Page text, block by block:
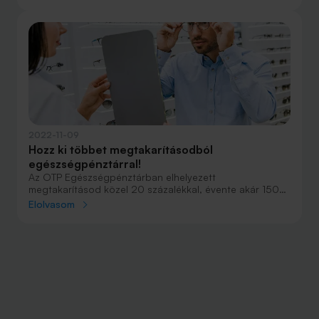
Hozz ki többet megtakarításodból
egészségpénztárral!
Az OTP Egészségpénztárban elhelyezett
megtakarításod közel 20 százalékkal, évente akár 150
ezer forinttal gyarapodhat. Egyenlegedet pedig azonnal
Elolvasom